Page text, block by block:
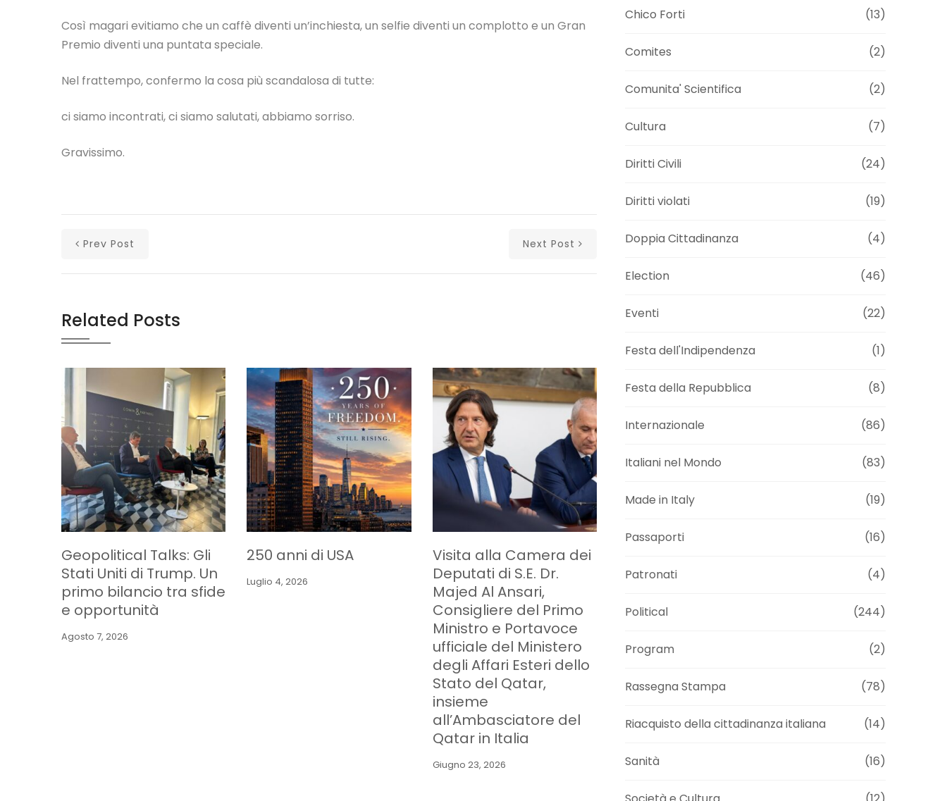
Così magari evitiamo che un caffè diventi un’inchiesta, un selfie diventi un complotto e un Gran
Premio diventi una puntata speciale.
Nel frattempo, confermo la cosa più scandalosa di tutte:
ci siamo incontrati, ci siamo salutati, abbiamo sorriso.
Gravissimo.
Prev Post Next Post
Related Posts
Geopolitical Talks: Gli
Stati Uniti di Trump. Un
primo bilancio tra sfide
e opportunità
Agosto 7, 2026
250 anni di USA
Luglio 4, 2026
Visita alla Camera dei
Deputati di S.E. Dr.
Majed Al Ansari,
Consigliere del Primo
Ministro e Portavoce
ufficiale del Ministero
degli Affari Esteri dello
Stato del Qatar,
insieme
all’Ambasciatore del
Qatar in Italia
Giugno 23, 2026
Chico Forti (13)
Comites (2)
Comunita' Scientifica (2)
Cultura (7)
Diritti Civili (24)
Diritti violati (19)
Doppia Cittadinanza (4)
Election (46)
Eventi (22)
Festa dell'Indipendenza (1)
Festa della Repubblica (8)
Internazionale (86)
Italiani nel Mondo (83)
Made in Italy (19)
Passaporti (16)
Patronati (4)
Political (244)
Program (2)
Rassegna Stampa (78)
Riacquisto della cittadinanza italiana (14)
Sanità (16)